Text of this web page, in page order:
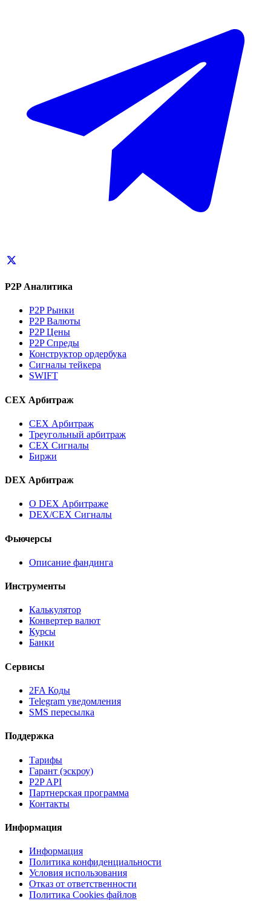
P2P Аналитика
P2P Рынки
P2P Валюты
P2P Цены
P2P Спреды
Конструктор ордербука
Сигналы тейкера
SWIFT
CEX Арбитраж
CEX Арбитраж
Треугольный арбитраж
CEX Сигналы
Биржи
DEX Арбитраж
О DEX Арбитраже
DEX/CEX Сигналы
Фьючерсы
Описание фандинга
Инструменты
Калькулятор
Конвертер валют
Курсы
Банки
Сервисы
2FA Коды
Telegram уведомления
SMS пересылка
Поддержка
Тарифы
Гарант (эскроу)
P2P API
Партнерская программа
Контакты
Информация
Информация
Политика конфиденциальности
Условия использования
Отказ от ответственности
Политика Cookies файлов